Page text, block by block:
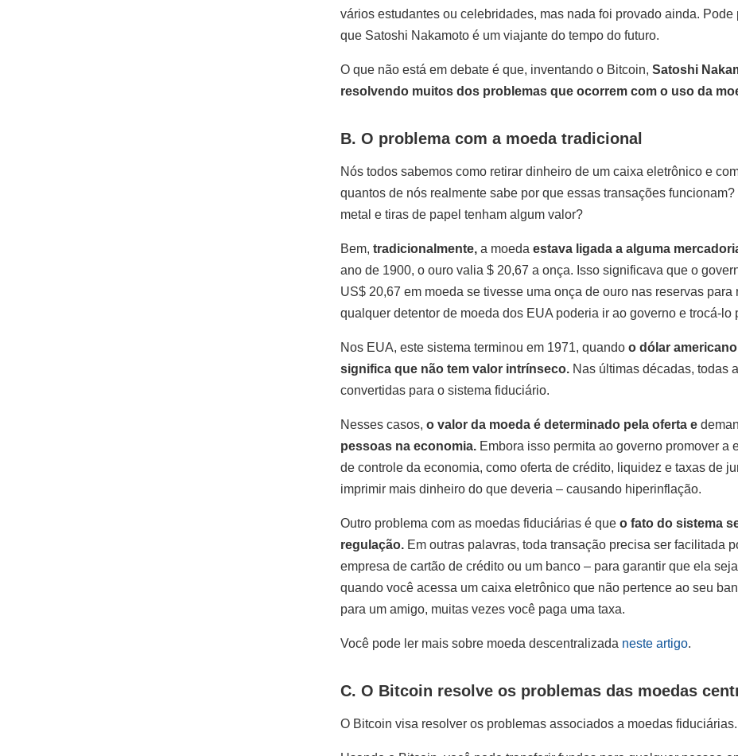
vários estudantes ou celebridades, mas nada foi provado ainda.
que Satoshi Nakamoto é um viajante do tempo do futuro.
O que não está em debate é que, inventando o Bitcoin, Satoshi
resolvendo muitos dos problemas que ocorrem com o uso da
B. O problema com a moeda tradicional
Nós todos sabemos como retirar dinheiro de um caixa eletrônico e
quantos de nós realmente sabe por que essas transações
metal e tiras de papel tenham algum valor?
Bem, tradicionalmente, a moeda estava ligada a alguma
ano de 1900, o ouro valia $ 20,67 a onça. Isso significava que o
US$ 20,67 em moeda se tivesse uma onça de ouro nas reservas
qualquer detentor de moeda dos EUA poderia ir ao governo e trocá-lo
Nos EUA, este sistema terminou em 1971, quando o dólar
significa que não tem valor intrínseco. Nas últimas décadas, todas
convertidas para o sistema fiduciário.
Nesses casos, o valor da moeda é determinado pela oferta e
pessoas na economia. Embora isso permita ao governo promover
de controle da economia, como oferta de crédito, liquidez e taxas de
imprimir mais dinheiro do que deveria – causando hiperinflação.
Outro problema com as moedas fiduciárias é que o fato do sistema
regulação. Em outras palavras, toda transação precisa ser facilitada
empresa de cartão de crédito ou um banco – para garantir que ela
quando você acessa um caixa eletrônico que não pertence ao seu
para um amigo, muitas vezes você paga uma taxa.
Você pode ler mais sobre moeda descentralizada neste artigo.
C. O Bitcoin resolve os problemas das moedas
O Bitcoin visa resolver os problemas associados a moedas fiduciárias.